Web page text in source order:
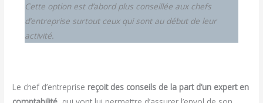
Cette option est d’abord plus conseillée aux chefs
d’entreprise surtout ceux qui sont au début de leur
activité.
Le chef d’entreprise reçoit des conseils de la part d’un expert en